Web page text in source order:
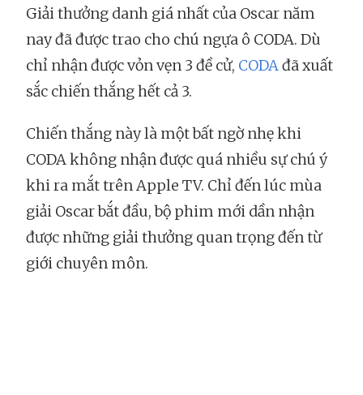
Giải thưởng danh giá nhất của Oscar năm
nay đã được trao cho chú ngựa ô CODA. Dù
chỉ nhận được vỏn vẹn 3 đề cử, CODAđã xuất
sắc chiến thắng hết cả 3.
Chiến thắng này là một bất ngờ nhẹ khi
CODA không nhận được quá nhiều sự chú ý
khi ra mắt trên Apple TV. Chỉ đến lúc mùa
giải Oscar bắt đầu, bộ phim mới dần nhận
được những giải thưởng quan trọng đến từ
giới chuyên môn.